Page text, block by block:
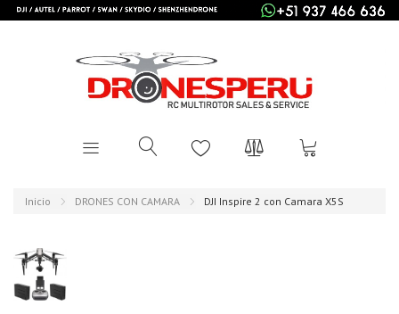
Inicio DRONES CON CAMARA DJI Inspire 2 con Camara X5S